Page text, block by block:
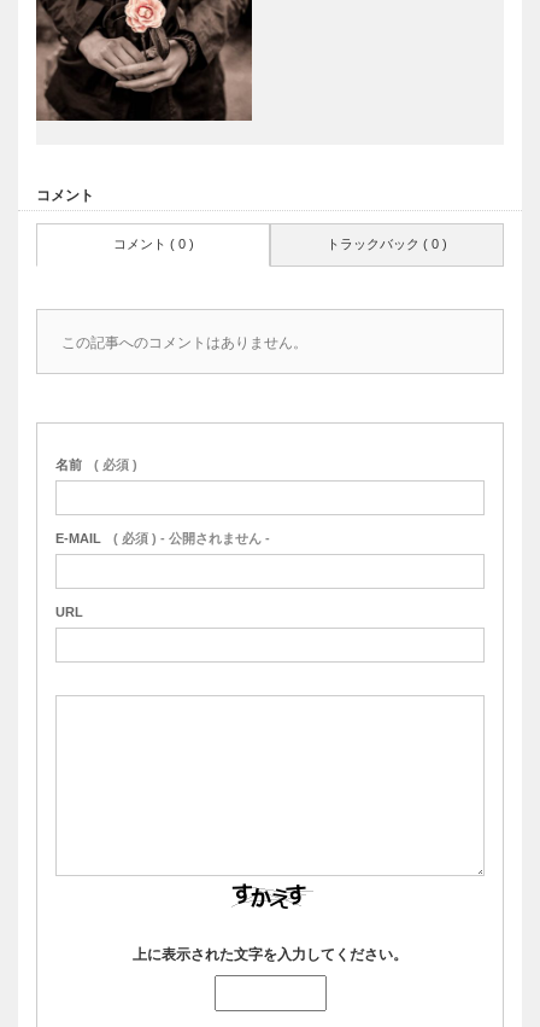
コメント
コメント ( 0 ) トラックバック ( 0 )
この記事へのコメントはありません。
名前 ( 必須 )
E-MAIL ( 必須 ) - 公開されません -
URL
上に表示された文字を入力してください。